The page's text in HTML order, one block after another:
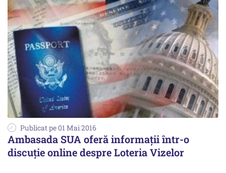
Publicat pe 01 Mai 2016
Ambasada SUA oferă informaţii într-o
discuţie online despre Loteria Vizelor